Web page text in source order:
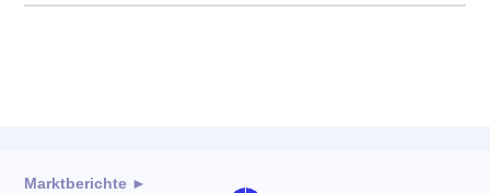
Marktberichte ►